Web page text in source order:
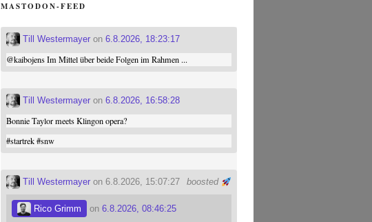
MASTODON-FEED
Till Westermayer on6.8.2026, 18:23:17
@kaibojensIm Mittel über beide Folgen im Rahmen ...
Till Westermayer on6.8.2026, 16:58:28
Bonnie Taylor meets Klingon opera?
#startrek #snw
boosted
Till Westermayer on 6.8.2026, 15:07:27
Rico Grimm on6.8.2026, 08:46:25